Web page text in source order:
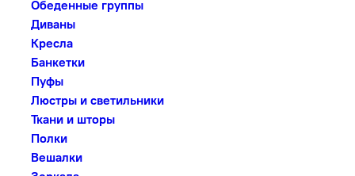
Обеденные группы
Диваны
Кресла
Банкетки
Пуфы
Люстры и светильники
Ткани и шторы
Полки
Вешалки